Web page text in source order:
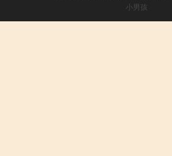
小男孩